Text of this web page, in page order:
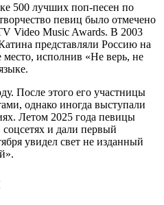
500 лучших поп-песен по
певиц было отмечено
Video Music Awards. В 2003
представляли Россию на
место, исполнив «Не верь, не
После этого его участницы
однако иногда выступали
Летом 2025 года певицы
и дали первый
увидел свет не изданный